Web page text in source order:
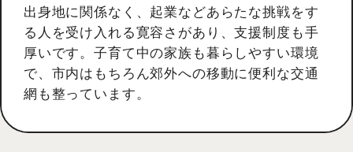
出身地に関係なく、起業などあらたな挑戦をす
る人を受け入れる寛容さがあり、支援制度も手
厚いです。子育て中の家族も暮らしやすい環境
で、市内はもちろん郊外への移動に便利な交通
網も整っています。